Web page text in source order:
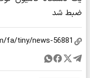
ضبط شد